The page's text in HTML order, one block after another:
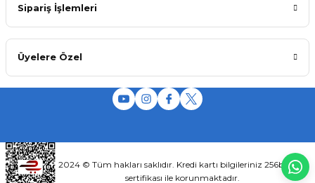
Sipariş İşlemleri
Üyelere Özel
2024 © Tüm hakları saklıdır. Kredi kartı bilgileriniz 256bit SSL
sertifikası ile korunmaktadır.